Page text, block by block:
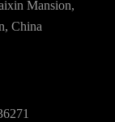
Mansion,
China